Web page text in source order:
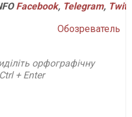
Facebook, Telegram,
Обозреватель
орфографічну
+ Enter